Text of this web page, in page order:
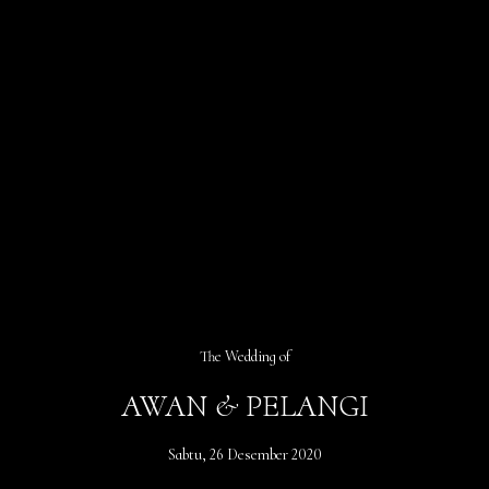
The Wedding of
AWAN & PELANGI
Sabtu, 26 Desember 2020